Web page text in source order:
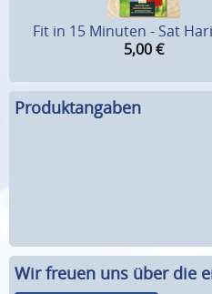
Fit in 15 Minuten - Sat
5,00€
Produktangaben
Wir freuen uns über die